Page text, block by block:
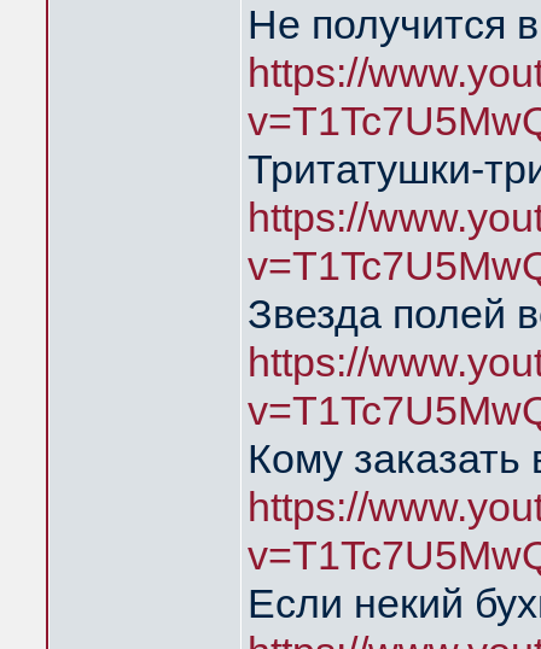
Не получится
https://
Тритатушки-
https://
Звезда полей
https://
Кому заказать
https://
Если некий